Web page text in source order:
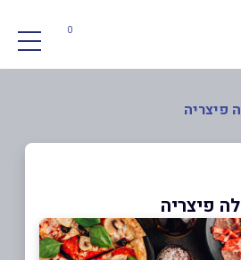
0
פיצריה
לה פיצריה